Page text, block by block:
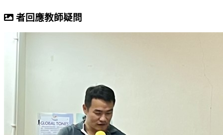
者回應教師疑問